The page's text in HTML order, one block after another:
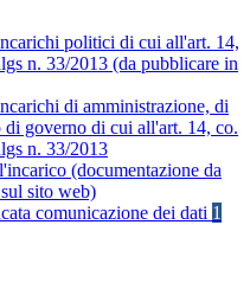
politici di cui all'art. 14,
n. 33/2013 (da pubblicare in
di amministrazione, di
di governo di cui all'art. 14, co.
n. 33/2013
(documentazione da
sito web)
comunicazione dei dati 1